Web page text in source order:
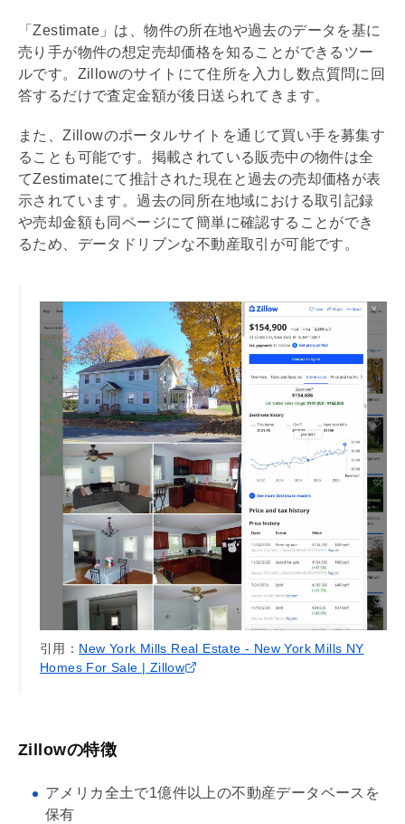
「Zestimate」は、物件の所在地や過去のデータを基に
売り手が物件の想定売却価格を知ることができるツー
ルです。Zillowのサイトにて住所を入力し数点質問に回
答するだけで査定金額が後日送られてきます。
また、Zillowのポータルサイトを通じて買い手を募集す
ることも可能です。掲載されている販売中の物件は全
てZestimateにて推計された現在と過去の売却価格が表
示されています。過去の同所在地域における取引記録
や売却金額も同ページにて簡単に確認することができ
るため、データドリブンな不動産取引が可能です。
引用： New York Mills Real Estate - New York Mills NY
Homes For Sale | Zillow
Zillowの特徴
アメリカ全土で1億件以上の不動産データベースを
保有